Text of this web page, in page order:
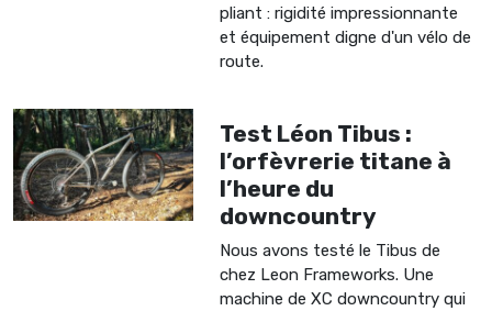
pliant : rigidité impressionnante
et équipement digne d'un vélo de
route.
Test Léon Tibus :
l’orfèvrerie titane à
l’heure du
downcountry
Nous avons testé le Tibus de
chez Leon Frameworks. Une
machine de XC downcountry qui